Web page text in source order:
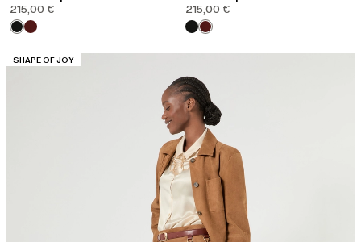
215,00 €
215,00 €
CATEGORÍA:
SHAPE OF JOY